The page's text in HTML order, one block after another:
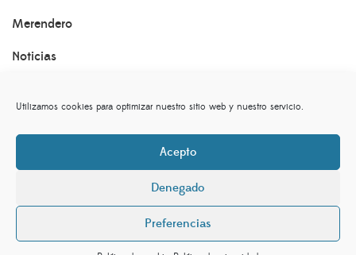
Utilizamos cookies para optimizar nuestro sitio web y nuestro servicio.
Acepto
Denegado
Preferencias
Merendero
Noticias
sociedaddelavirgen.es©. By
www.eidosdesarrolloweb.com,Aviso Legal,Política de